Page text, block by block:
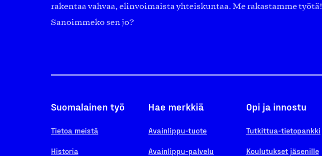
rakentaa vahvaa, elinvoimaista yhteiskuntaa. Me rakastamme työtä!
Sanoimmeko sen jo?
Suomalainen työ
Tietoa meistä
Historia
Hae merkkiä
Avainlippu-tuote
Avainlippu-palvelu
Opi ja innostu
Tutkittua-tietopankki
Koulutukset jäsenille